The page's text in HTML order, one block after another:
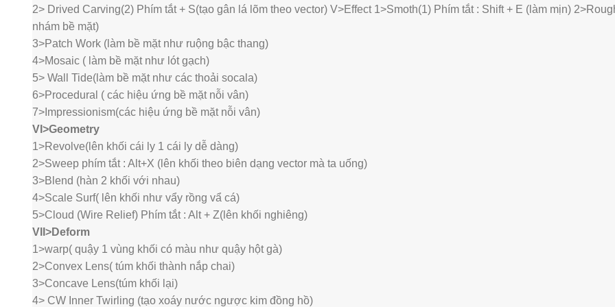
2> Drived Carving(2) Phím tắt + S(tạo gân lá lõm theo vector) V>Effect 1>Smoth(1) Phím tắt : Shift + E (làm mịn)
nhám bề mặt)
3>Patch Work (làm bề mặt như ruộng bậc thang)
4>Mosaic ( làm bề mặt như lót gạch)
5> Wall Tide(làm bề mặt như các thoải socala)
6>Procedural ( các hiệu ứng bề mặt nỗi vân)
7>Impressionism(các hiệu ứng bề mặt nỗi vân)
VI>Geometry
1>Revolve(lên khối cái ly 1 cái ly dễ dàng)
2>Sweep phím tắt : Alt+X (lên khối theo biên dạng vector mà ta uống)
3>Blend (hàn 2 khối với nhau)
4>Scale Surf( lên khối như vẩy rồng vẩ cá)
5>Cloud (Wire Relief) Phím tắt : Alt + Z(lên khối nghiêng)
VII>Deform
1>warp( quậy 1 vùng khối có màu như quậy hột gà)
2>Convex Lens( túm khối thành nắp chai)
3>Concave Lens(túm khối lại)
4> CW Inner Twirling (tạo xoáy nước ngược kim đồng hồ)